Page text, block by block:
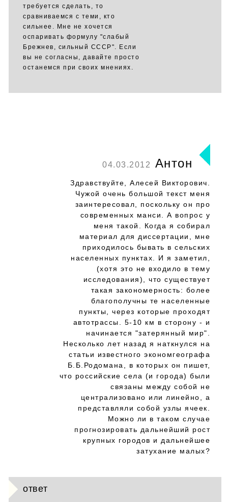
требуется сделать, то
сравниваемся с теми, кто
сильнее. Мне не хочется
оспаривать формулу "слабый
Брежнев, сильный СССР". Если
вы не согласны, давайте просто
останемся при своих мнениях.
04.03.2012 Антон
Здравствуйте, Алесей Викторович.
Чужой очень большой текст меня
заинтересовал, поскольку он про
современных манси. А вопрос у
меня такой. Когда я собирал
материал для диссертации, мне
приходилось бывать в сельских
населенных пунктах. И я заметил,
(хотя это не входило в тему
исследования), что существует
такая закономерность: более
благополучны те населенные
пункты, через которые проходят
автотрассы. 5-10 км в сторону - и
начинается "затерянный мир".
Несколько лет назад я наткнулся на
статьи известного экономгеографа
Б.Б.Родомана, в которых он пишет,
что российские села (и города) были
связаны между собой не
централизовано или линейно, а
представляли собой узлы ячеек.
Можно ли в таком случае
прогнозировать дальнейший рост
крупных городов и дальнейшее
затухание малых?
ответ